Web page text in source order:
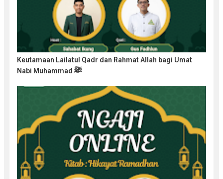
Keutamaan Lailatul Qadr dan Rahmat Allah bagi Umat
Nabi Muhammad ﷺ